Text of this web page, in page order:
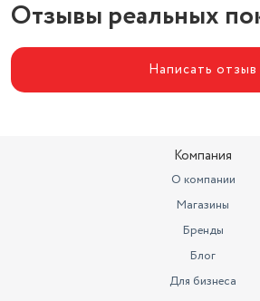
Отзывы реальных
Написать отзыв
Компания
О компании
Магазины
Бренды
Блог
Для бизнеса